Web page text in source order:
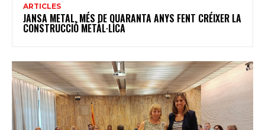
ARTICLES
JANSA METAL, MÉS DE QUARANTA ANYS FENT CRÉIXER LA
CONSTRUCCIÓ METÀL·LICA